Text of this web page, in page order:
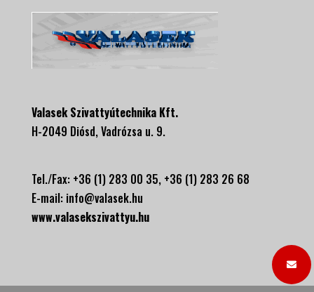
Valasek Szivattyútechnika Kft.
H-2049 Diósd, Vadrózsa u. 9.
Tel./Fax: +36 (1) 283 00 35, +36 (1) 283 26 68
E-mail: info@valasek.hu
www.valasekszivattyu.hu